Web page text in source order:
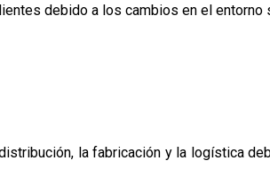
debido a los cambios en el entorno
la fabricación y la logística